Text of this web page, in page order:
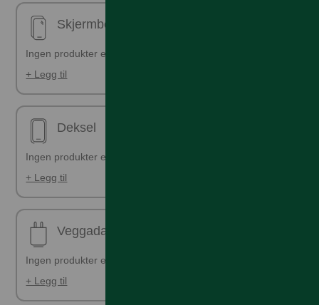
Skjermbeskyttelse - ferdig påsatt
Ingen produkter er valgt
+ Legg til
Deksel
Ingen produkter er valgt
+ Legg til
Veggadapter
Ingen produkter er valgt
+ Legg til